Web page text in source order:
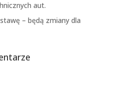
aut.
– będą zmiany dla